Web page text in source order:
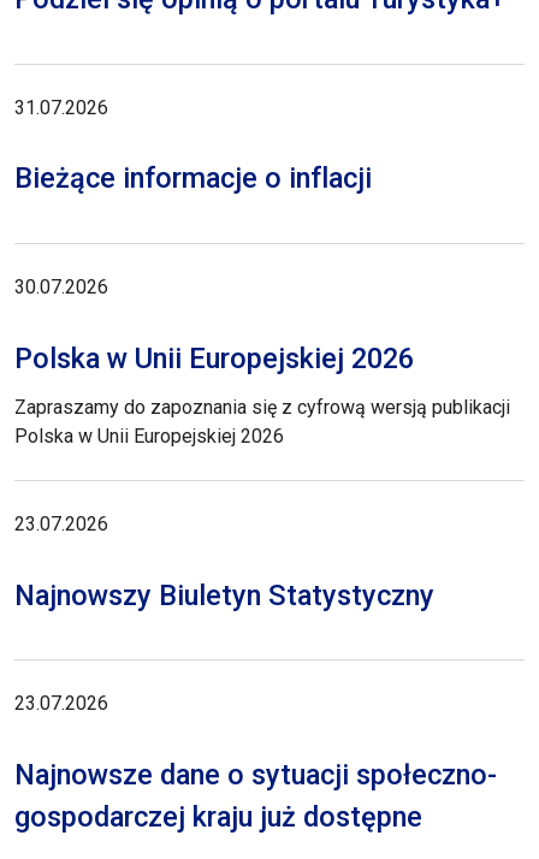
31.07.2026
Bieżące informacje o inflacji
30.07.2026
Polska w Unii Europejskiej 2026
Zapraszamy do zapoznania się z cyfrową wersją publikacji
Polska w Unii Europejskiej 2026
23.07.2026
Najnowszy Biuletyn Statystyczny
23.07.2026
Najnowsze dane o sytuacji społeczno-
gospodarczej kraju już dostępne